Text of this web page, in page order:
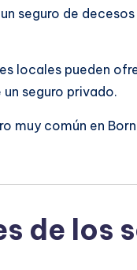
seguro de
locales pueden
seguro privado.
muy común en
de los